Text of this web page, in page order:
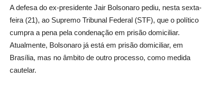
A defesa do ex-presidente Jair Bolsonaro pediu, nesta sexta-
feira (21), ao Supremo Tribunal Federal (STF), que o político
cumpra a pena pela condenação em prisão domiciliar.
Atualmente, Bolsonaro já está em prisão domiciliar, em
Brasília, mas no âmbito de outro processo, como medida
cautelar.